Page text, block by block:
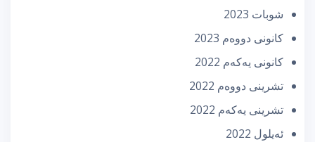
شوبات 2023
كانونی دووه‌م 2023
كانونی یه‌كه‌م 2022
تشرینی دووه‌م 2022
تشرینی یه‌كه‌م 2022
ئه‌یلول 2022